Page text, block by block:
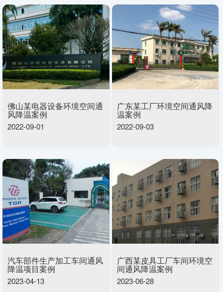
佛山某电器设备环境空间通
风降温案例
2022-09-01
广东某工厂环境空间通风降
温案例
2022-09-03
汽车部件生产加工车间通风
降温项目案例
2023-04-13
广西某皮具工厂车间环境空
间通风降温案例
2023-06-28